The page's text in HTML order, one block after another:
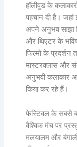
हॉलीवुड के
पहचान दी है। जहां
अपने अनुभव साझा
और थिएटर के
फिल्मों के प्रदर्शन
मास्टरक्लास और
अनुभवी कलाकार
किया कर रहे हैं।
फेस्टिवल के सबसे
वैश्विक मंच पर
मलयालम और